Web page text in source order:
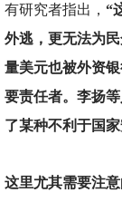
有研究者指出， “
外逃，更无法为
量美元也被外资银
要责任者。李扬
了某种不利于国
这里尤其需要注